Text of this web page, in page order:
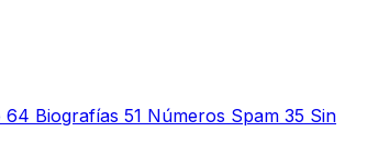
64 Biografías 51 Números Spam 35 Sin